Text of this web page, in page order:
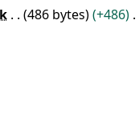
k 486 bytes +486